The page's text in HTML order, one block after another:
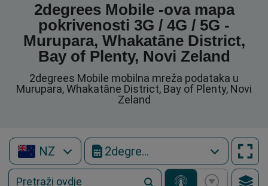
2degrees Mobile -ova mapa
pokrivenosti 3G / 4G / 5G -
Murupara, Whakatāne District,
Bay of Plenty, Novi Zeland
2degrees Mobile mobilna mreža podataka u
Murupara, Whakatāne District, Bay of Plenty, Novi
Zeland
NZ 2degrees Mobile